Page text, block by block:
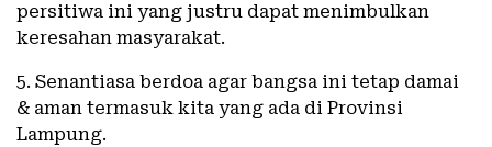
persitiwa ini yang justru dapat menimbulkan
keresahan masyarakat.
5. Senantiasa berdoa agar bangsa ini tetap damai
& aman termasuk kita yang ada di Provinsi
Lampung.